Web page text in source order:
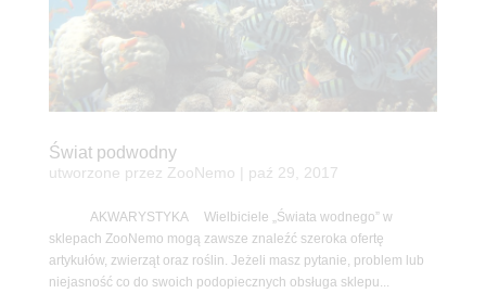
Świat podwodny
utworzone przez ZooNemo paź 29, 2017
AKWARYSTYKA Wielbiciele „Świata wodnego” w
sklepach ZooNemo mogą zawsze znaleźć szeroka ofertę
artykułów, zwierząt oraz roślin. Jeżeli masz pytanie, problem lub
niejasność co do swoich podopiecznych obsługa sklepu...